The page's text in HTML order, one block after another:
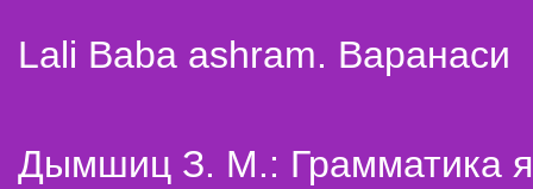
Lali Baba ashram. Варанаси
Дымшиц З. М.: Грамматика